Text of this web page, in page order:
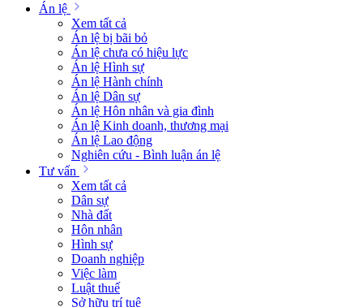
Án lệ
Xem tất cả
Án lệ bị bãi bỏ
Án lệ chưa có hiệu lực
Án lệ Hình sự
Án lệ Hành chính
Án lệ Dân sự
Án lệ Hôn nhân và gia đình
Án lệ Kinh doanh, thương mại
Án lệ Lao động
Nghiên cứu - Bình luận án lệ
Tư vấn
Xem tất cả
Dân sự
Nhà đất
Hôn nhân
Hình sự
Doanh nghiệp
Việc làm
Luật thuế
Sở hữu trí tuệ